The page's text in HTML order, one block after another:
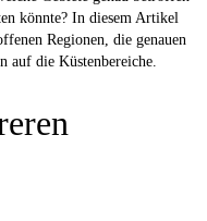
könnte? In diesem Artikel
Regionen, die genauen
auf die Küstenbereiche.